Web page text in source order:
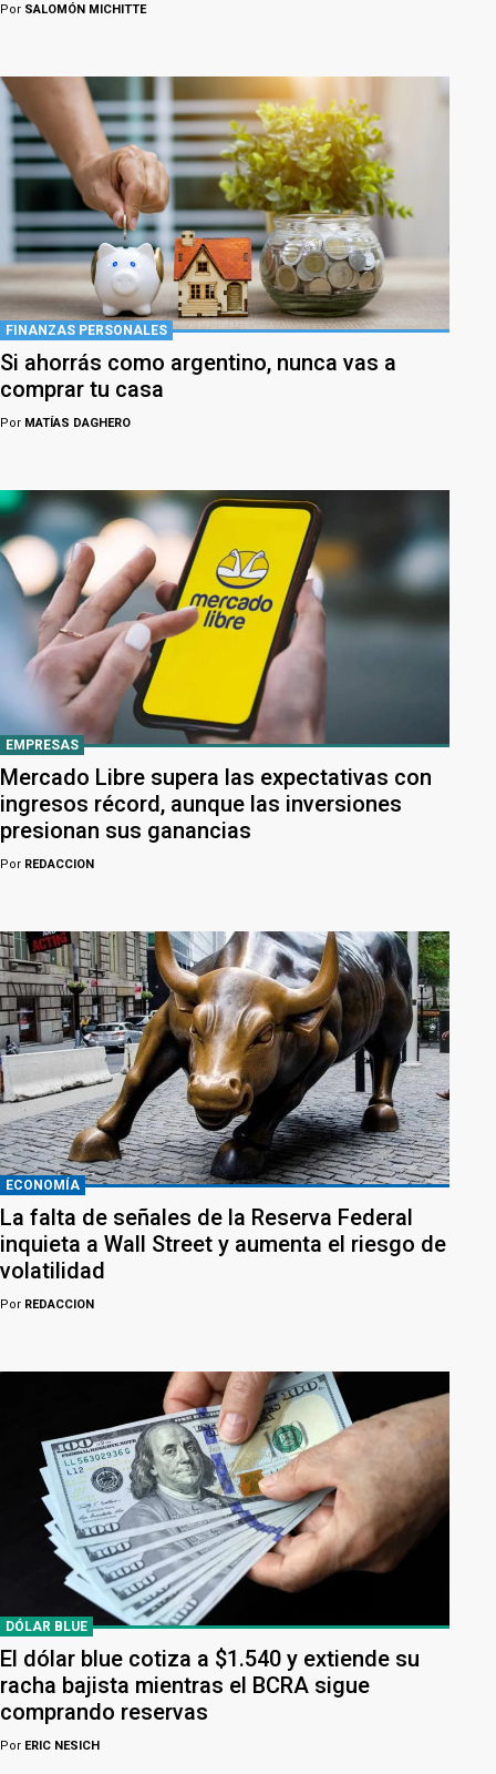
Por SALOMÓN MICHITTE
FINANZAS PERSONALES
Si ahorrás como argentino, nunca vas a
comprar tu casa
Por MATÍAS DAGHERO
EMPRESAS
Mercado Libre supera las expectativas con
ingresos récord, aunque las inversiones
presionan sus ganancias
Por REDACCION
ECONOMÍA
La falta de señales de la Reserva Federal
inquieta a Wall Street y aumenta el riesgo de
volatilidad
Por REDACCION
DÓLAR BLUE
El dólar blue cotiza a $1.540 y extiende su
racha bajista mientras el BCRA sigue
comprando reservas
Por ERIC NESICH